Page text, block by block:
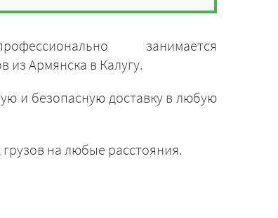
занимается
из Армянска в Калугу.
и безопасную доставку в любую
на любые расстояния.